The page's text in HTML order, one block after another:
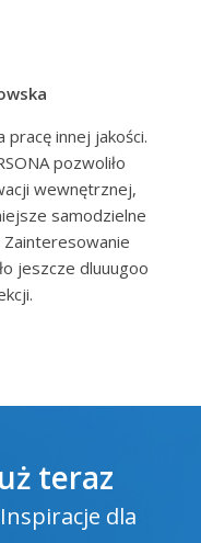
pracę innej jakości.
pozwoliło
wewnętrznej,
samodzielne
jeszcze dluuugoo
teraz
dla